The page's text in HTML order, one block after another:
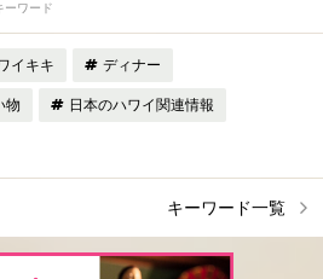
ーワード
イキキ ディナー
物 日本のハワイ関連情報
キーワード一覧